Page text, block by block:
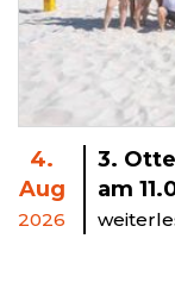
4.
Aug
2026
3.
am